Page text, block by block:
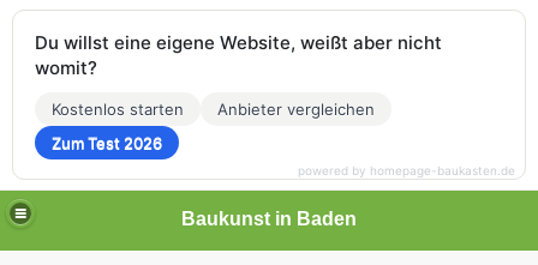
Baukunst in Baden
Du willst eine eigene Website, weißt aber nicht
womit?
Kostenlos starten
Anbieter vergleichen
Zum Test 2026
powered by homepage-baukasten.de